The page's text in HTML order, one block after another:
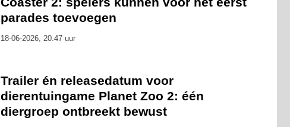
parades toevoegen
18-06-2026, 20.47 uur
Trailer én releasedatum voor
dierentuingame Planet Zoo 2: één
diergroep ontbreekt bewust